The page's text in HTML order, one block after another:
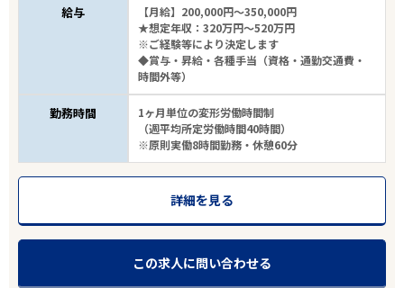
給与
【月給】200,000円～350,000円
★想定年収：320万円～520万円
※ご経験等により決定します
◆賞与・昇給・各種手当（資格・通勤交通費・
時間外等）
勤務時間
1ヶ月単位の変形労働時間制
（週平均所定労働時間40時間）
※原則実働8時間勤務・休憩60分
詳細を見る
この求人に問い合わせる